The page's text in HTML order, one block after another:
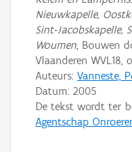
Nieuwkapelle,
Sint-Jacobskapelle,
Woumen, Bouwen
Vlaanderen WVL18,
Auteurs: Vanneste,
Datum: 2005
De tekst wordt ter
Agentschap